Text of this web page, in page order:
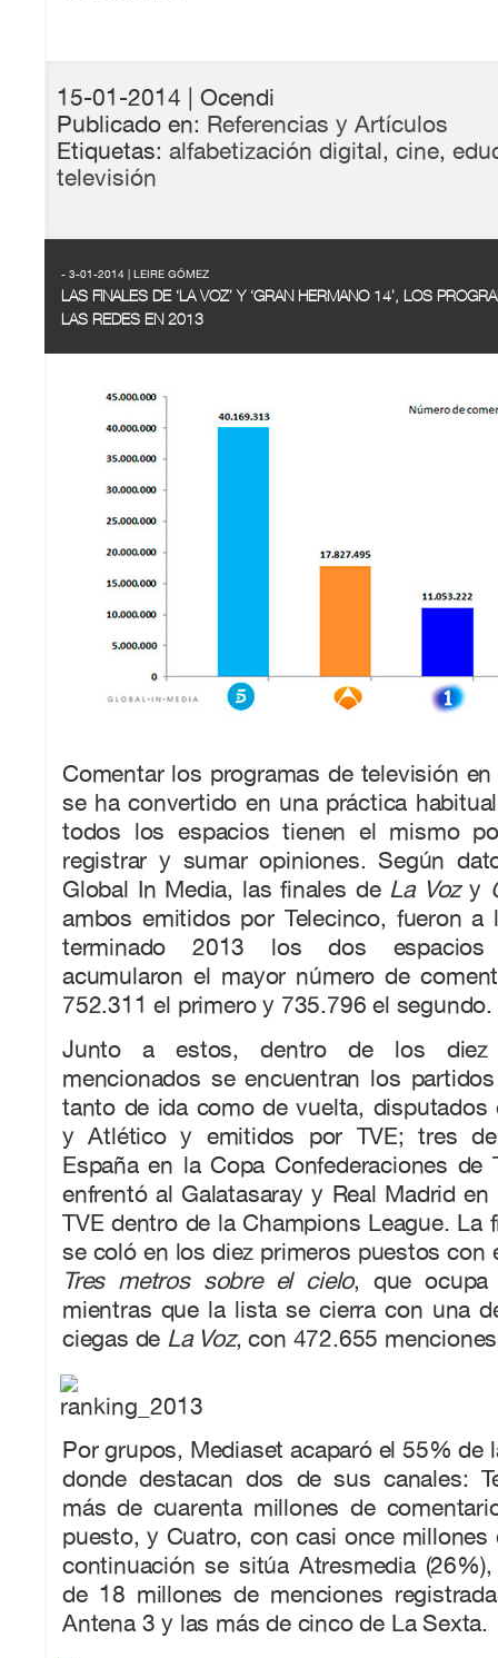
15-01-2014 | Ocendi
Publicado en: Referencias y Artículos
Etiquetas: alfabetización digital, cine,
televisión
- 3-01-2014 | LEIRE GÓMEZ
LAS FINALES DE ‘LA VOZ’ Y ‘GRAN HERMANO 14’, LOS
LAS REDES EN 2013
Comentar los programas de televisión
se ha convertido en una práctica
todos los espacios tienen el mismo
registrar y sumar opiniones. Según
Global In Media, las finales de La Vozy
ambos emitidos por Telecinco, fueron a
terminado 2013 los dos espacios
acumularon el mayor número de
752.311 el primero y 735.796 el segundo.
Junto a estos, dentro de los diez
mencionados se encuentran los
tanto de ida como de vuelta, disputados
y Atlético y emitidos por TVE; tres
España en la Copa Confederaciones de
enfrentó al Galatasaray y Real Madrid
TVE dentro de la Champions League. La
se coló en los diez primeros puestos con
Tres metros sobre el cielo, que ocupa
mientras que la lista se cierra con una
ciegas de La Voz, con 472.655
Por grupos, Mediaset acaparó el 55% de
donde destacan dos de sus canales:
más de cuarenta millones de
puesto, y Cuatro, con casi once millones
continuación se sitúa Atresmedia
de 18 millones de menciones
Antena 3 y las más de cinco de La Sexta.